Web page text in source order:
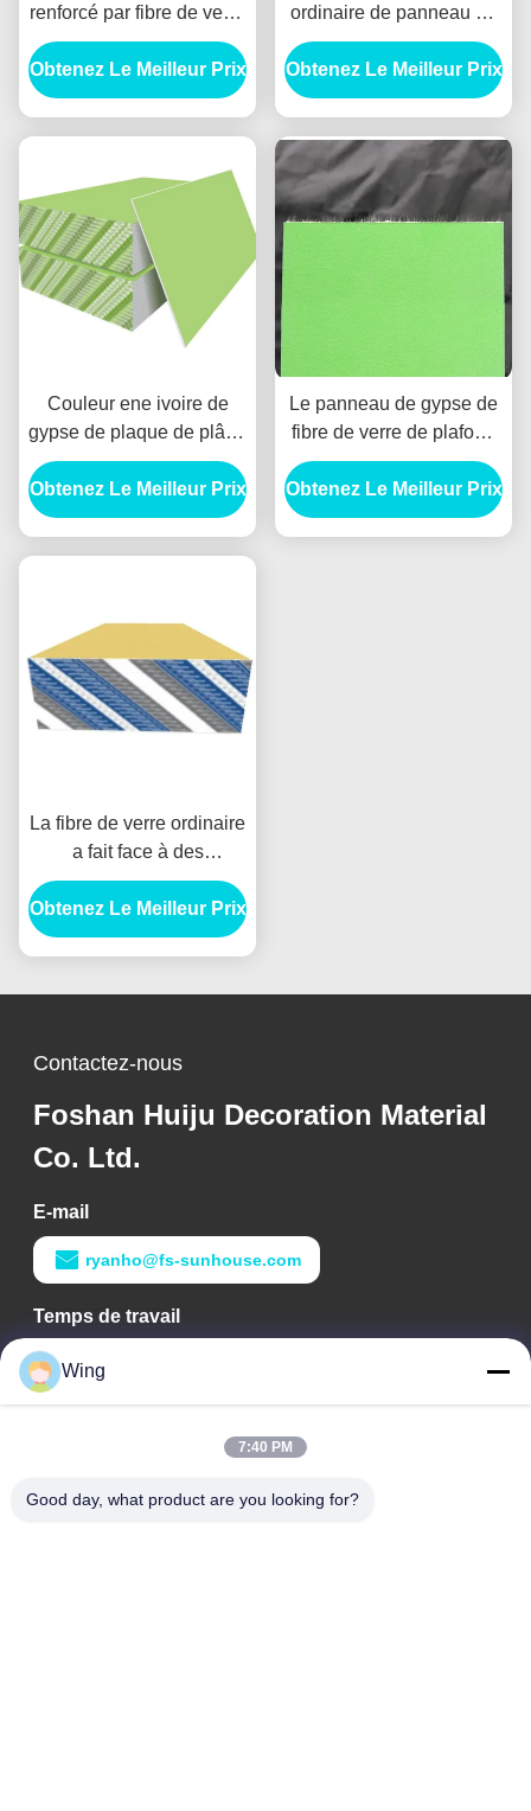
renforcé par fibre de verre
de 4ft x de 8ft pour le
bâtiment
Obtenez Le Meilleur Prix
ordinaire de panneau de
gypse de fibre de verre de
15mm
Obtenez Le Meilleur Prix
Couleur ene ivoire de
gypse de plaque de plâtre
imperméable de fibre de
verre pour le système de
cloisons de séparation de
Obtenez Le Meilleur Prix
Le panneau de gypse de
fibre de verre de plafond
suspendu ignifugent
insonorisé
Obtenez Le Meilleur Prix
La fibre de verre ordinaire
a fait face à des
panneaux de gypse, la
plaque de plâtre 4x8'de
gypse de 12.5mm
Obtenez Le Meilleur Prix
Contactez-nous
Foshan Huiju Decoration Material
Co. Ltd.
E-mail
ryanho@fs-sunhouse.com
Temps de travail
9:00-18:00
Notre adresse
Adresse de l'entreprise
secteur de Nanhai, ville de Foshan
Wing
7:40 PM
Good day, what product are you looking for?